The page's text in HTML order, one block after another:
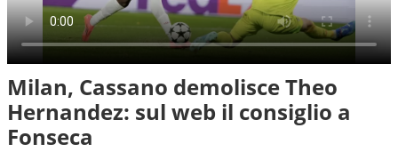
Milan, Cassano demolisce Theo
Hernandez: sul web il consiglio a
Fonseca